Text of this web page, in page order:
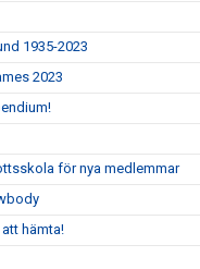
1935-2023
2023
för nya medlemmar
hämta!